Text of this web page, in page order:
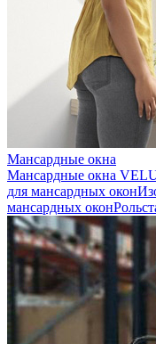
Мансардные окна
Мансардные окна
для мансардных окон
мансардных окон